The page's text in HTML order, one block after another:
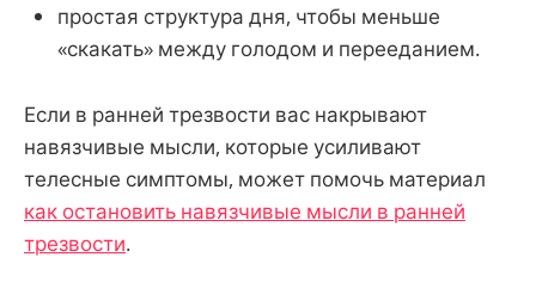
простая структура дня, чтобы меньше
«скакать» между голодом и перееданием.
Если в ранней трезвости вас накрывают
навязчивые мысли, которые усиливают
телесные симптомы, может помочь материал
как остановить навязчивые мысли в ранней
трезвости.